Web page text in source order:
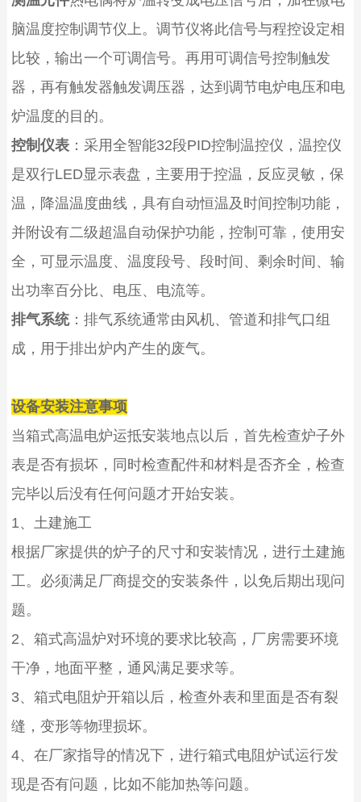
脑温度控制调节仪上。调节仪将此信号与程控设定相
比较，输出一个可调信号。再用可调信号控制触发
器，再有触发器触发调压器，达到调节电炉电压和电
炉温度的目的。
控制仪表：采用全智能32段PID控制温控仪，温控仪
是双行LED显示表盘，主要用于控温，反应灵敏，保
温，降温温度曲线，具有自动恒温及时间控制功能，
并附设有二级超温自动保护功能，控制可靠，使用安
全 ， 可显示温度、温度段号、段时间、剩余时间、输
出功率百分比、电压、电流等。
排气系统：排气系统通常由风机、管道和排气口组
成，用于排出炉内产生的废气。
设备安装注意事项
当箱式高温电炉运抵安装地点以后，首先检查炉子外
表是否有损坏，同时检查配件和材料是否齐全，检查
完毕以后没有任何问题才开始安装。
1、土建施工
根据厂家提供的炉子的尺寸和安装情况，进行土建施
工。必须满足厂商提交的安装条件，以免后期出现问
题。
2、箱式高温炉对环境的要求比较高，厂房需要环境
干净，地面平整，通风满足要求等。
3、箱式电阻炉开箱以后，检查外表和里面是否有裂
缝，变形等物理损坏。
4、在厂家指导的情况下，进行箱式电阻炉试运行发
现是否有问题，比如不能加热等问题。